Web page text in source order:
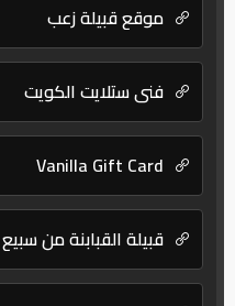
موقع قبيلة زعب
فني ستلايت الكويت
Vanilla Gift Card
قبيلة القبابنة من سبيع